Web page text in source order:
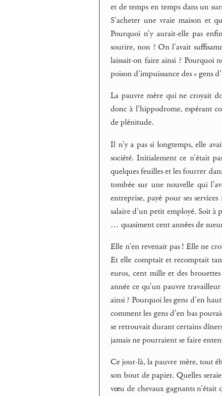
et de temps en temps dans un
S’acheter une vraie maison et
Pourquoi n’y aurait-elle pas
sourire, non ? On l’avait
laissait-on faire ainsi ? Pourquoi
poison d’impuissance des « gens
La pauvre mère qui ne croyait
donc à l’hippodrome, espérant
de plénitude.
Il n’y a pas si longtemps, elle
société. Initialement ce n’était
quelques feuilles et les fourrer
tombée sur une nouvelle qui
entreprise, payé pour ses
salaire d’un petit employé. Soit à
… quasiment cent années de
Elle n’en revenait pas ! Elle ne
Et elle comptait et recomptait
euros, cent mille et des
année ce qu’un pauvre
ainsi ? Pourquoi les gens d’en
comment les gens d’en bas
se retrouvait durant certains
jamais ne pourraient se faire
Ce jour-là, la pauvre mère, tout
son bout de papier. Quelles
vœu de chevaux gagnants n’était